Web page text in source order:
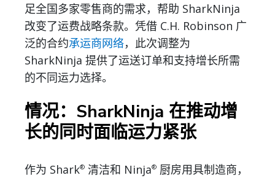
足全国多家零售商的需求，帮助 SharkNinja
改变了运费战略条款。凭借 C.H. Robinson 广
泛的合约承运商网络，此次调整为
SharkNinja 提供了运送订单和支持增长所需
的不同运力选择。
情况：SharkNinja 在推动增
长的同时面临运力紧张
作为 Shark® 清洁和 Ninja® 厨房用具制造商，